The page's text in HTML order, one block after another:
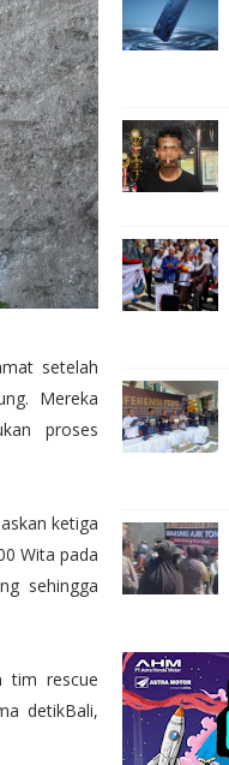
setelah
Mereka
proses
ketiga
Wita pada
sehingga
tim rescue
detikBali,